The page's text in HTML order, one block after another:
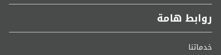
روابط هامة
خدماتنا